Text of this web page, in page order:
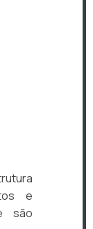
e
são